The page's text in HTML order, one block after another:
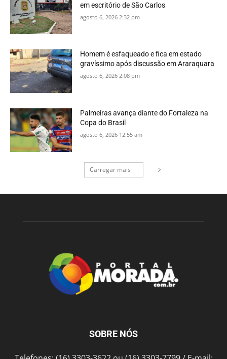
em escritório de São Carlos
agosto 6, 2026 2:32 pm
Homem é esfaqueado e fica em estado
gravíssimo após discussão em Araraquara
agosto 6, 2026 2:08 pm
Palmeiras avança diante do Fortaleza na
Copa do Brasil
agosto 6, 2026 12:55 am
Carregar mais
SOBRE NÓS